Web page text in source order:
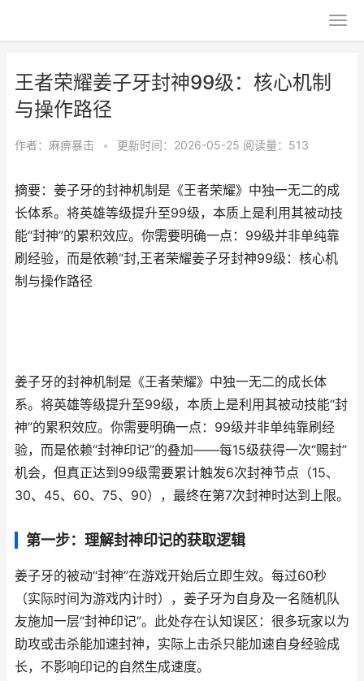
王者荣耀姜子牙封神99级：核心机制
与操作路径
作者： 麻痹暴击 • 更新时间：2026-05-25 阅读量：513
摘要：姜子牙的封神机制是《王者荣耀》中独一无二的成
长体系。将英雄等级提升至99级，本质上是利用其被动技
能“封神”的累积效应。你需要明确一点：99级并非单纯靠
刷经验，而是依赖“封,王者荣耀姜子牙封神99级：核心机
制与操作路径
姜子牙的封神机制是《王者荣耀》中独一无二的成长体
系。将英雄等级提升至99级，本质上是利用其被动技能“封
神”的累积效应。你需要明确一点：99级并非单纯靠刷经
验，而是依赖“封神印记”的叠加——每15级获得一次“赐封”
机会，但真正达到99级需要累计触发6次封神节点（15、
30、45、60、75、90），最终在第7次封神时达到上限。
第一步：理解封神印记的获取逻辑
姜子牙的被动“封神”在游戏开始后立即生效。每过60秒
（实际时间为游戏内计时），姜子牙为自身及一名随机队
友施加一层“封神印记”。此处存在认知误区：很多玩家以为
助攻或击杀能加速封神，实际上击杀只能加速自身经验成
长，不影响印记的自然生成速度。